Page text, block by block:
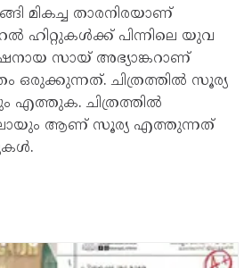
മികച്ച താരനിരയാണ്
ഹിറ്റുകള്‍ക്ക് പിന്നിലെ യുവ
സായ് അഭ്യാങ്കറാണ്
ഒരുക്കുന്നത്. ചിത്രത്തില്‍ സൂര്യ
എത്തുക. ചിത്രത്തില്‍
ആണ് സൂര്യ എത്തുന്നത്